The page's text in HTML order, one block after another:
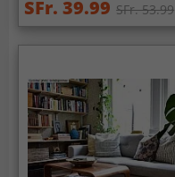
SFr. 39.99 SFr. 53.99